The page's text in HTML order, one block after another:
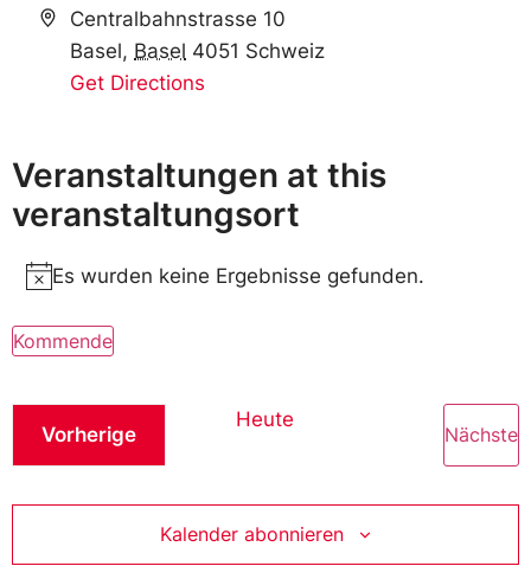
Address
Centralbahnstrasse 10
Basel, Basel 4051 Schweiz
Get Directions
Veranstaltungen at this
veranstaltungsort
Notice
Es wurden keine Ergebnisse gefunden.
Kommende
Wählen
das
Datum
aus.VorherigeVeranstaltungen
Heute
Nächste
Kalender abonnieren